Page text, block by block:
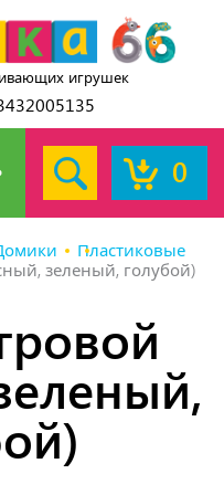
игрушек
0
Пластиковые
зеленый, голубой)